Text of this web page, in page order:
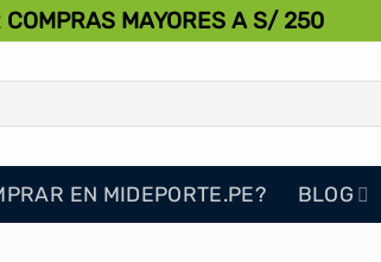
COMPRAS MAYORES A S/ 250
EN MIDEPORTE.PE? BLOG